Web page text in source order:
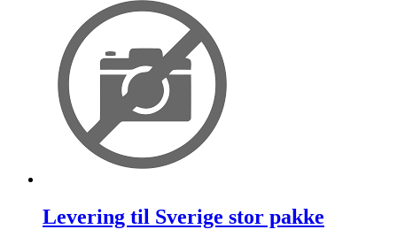
Levering til Sverige stor pakke